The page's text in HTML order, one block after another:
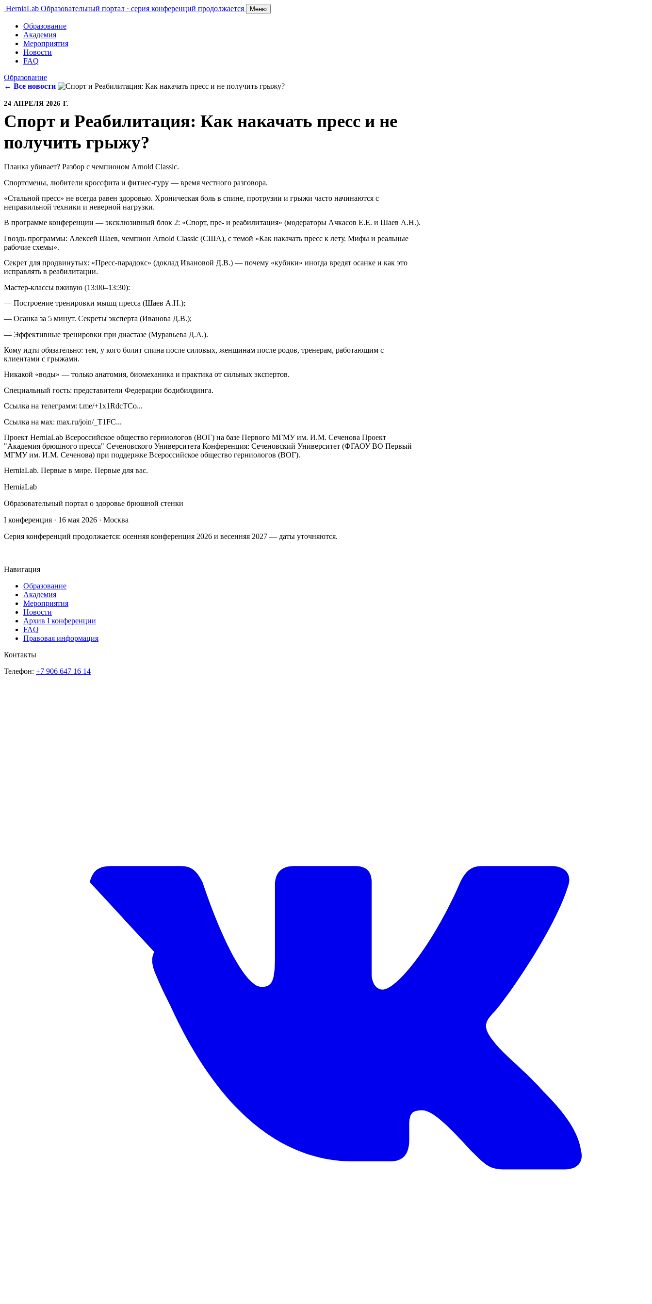
HerniaLab Образовательный портал · серия конференций продолжается Меню
Образование
Академия
Мероприятия
Новости
FAQ
Образование
← Все новости
24 АПРЕЛЯ 2026 Г.
Спорт и Реабилитация: Как накачать пресс и не
получить грыжу?
Планка убивает? Разбор с чемпионом Arnold Classic.
Спортсмены, любители кроссфита и фитнес-гуру — время честного разговора.
«Стальной пресс» не всегда равен здоровью. Хроническая боль в спине, протрузии и грыжи часто начинаются с
неправильной техники и неверной нагрузки.
В программе конференции — эксклюзивный блок 2: «Спорт, пре- и реабилитация» (модераторы Ачкасов Е.Е. и Шаев А.Н.).
Гвоздь программы: Алексей Шаев, чемпион Arnold Classic (США), с темой «Как накачать пресс к лету. Мифы и реальные
рабочие схемы».
Секрет для продвинутых: «Пресс-парадокс» (доклад Ивановой Д.В.) — почему «кубики» иногда вредят осанке и как это
исправлять в реабилитации.
Мастер-классы вживую (13:00–13:30):
— Построение тренировки мышц пресса (Шаев А.Н.);
— Осанка за 5 минут. Секреты эксперта (Иванова Д.В.);
— Эффективные тренировки при диастазе (Муравьева Д.А.).
Кому идти обязательно: тем, у кого болит спина после силовых, женщинам после родов, тренерам, работающим с
клиентами с грыжами.
Никакой «воды» — только анатомия, биомеханика и практика от сильных экспертов.
Специальный гость: представители Федерации бодибилдинга.
Ссылка на телеграмм: t.me/+1x1RdcTCo...
Ссылка на мах: max.ru/join/_T1FC...
Проект HerniaLab Всероссийское общество герниологов (ВОГ) на базе Первого МГМУ им. И.М. Сеченова Проект
"Академия брюшного пресса" Сеченовского Университета Конференция: Сеченовский Университет (ФГАОУ ВО Первый
МГМУ им. И.М. Сеченова) при поддержке Всероссийское общество герниологов (ВОГ).
HerniaLab. Первые в мире. Первые для вас.
HerniaLab
Образовательный портал о здоровье брюшной стенки
I конференция · 16 мая 2026 · Москва
Серия конференций продолжается: осенняя конференция 2026 и весенняя 2027 — даты уточняются.
Навигация
Образование
Академия
Мероприятия
Новости
Архив I конференции
FAQ
Правовая информация
Контакты
Телефон: +7 906 647 16 14